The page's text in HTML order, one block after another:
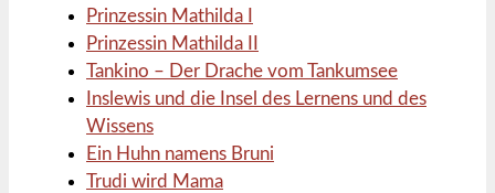
Prinzessin Mathilda I
Prinzessin Mathilda II
Tankino – Der Drache vom Tankumsee
Inslewis und die Insel des Lernens und des
Wissens
Ein Huhn namens Bruni
Trudi wird Mama